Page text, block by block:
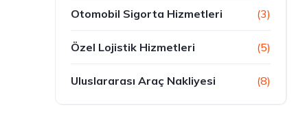
Otomobil Sigorta Hizmetleri (3)
Özel Lojistik Hizmetleri (5)
Uluslararası Araç Nakliyesi (8)